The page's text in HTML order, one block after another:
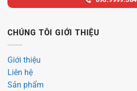
CHÚNG TÔI GIỚI THIỆU
Giới thiệu
Liên hệ
Sản phẩm